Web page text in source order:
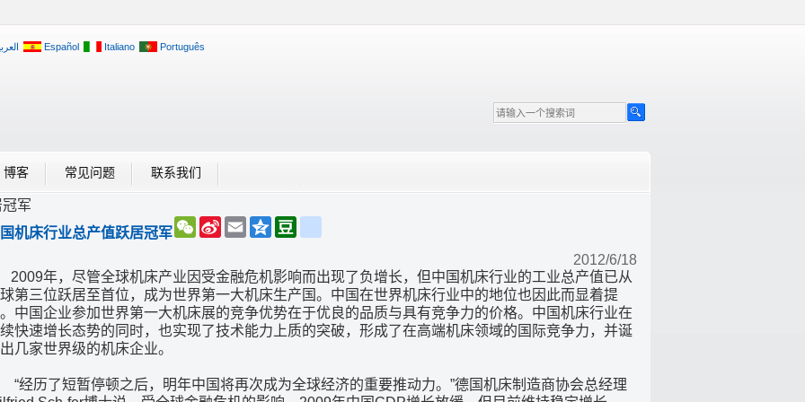
Español Italiano Português
博客 常见问题 联系我们
军
机床行业总产值跃居冠军
WeChat
Sina
Weibo
EmailQzone
2012/6/18
年，尽管全球机床产业因受金融危机影响而出现了负增长，但中国机床行业的工业总产值已从
第三位跃居至首位，成为世界第一大机床生产国。中国在世界机床行业中的地位也因此而显着提
中国企业参加世界第一大机床展的竞争优势在于优良的品质与具有竞争力的价格。中国机床行业在
快速增长态势的同时，也实现了技术能力上质的突破，形成了在高端机床领域的国际竞争力，并诞
几家世界级的机床企业。
历了短暂停顿之后，明年中国将再次成为全球经济的重要推动力。”德国机床制造商协会总经理